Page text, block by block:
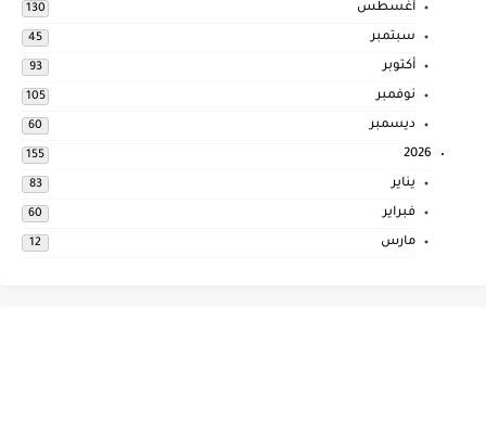
أغسطس 130
سبتمبر 45
أكتوبر 93
نوفمبر 105
ديسمبر 60
2026
155
يناير 83
فبراير 60
مارس 12